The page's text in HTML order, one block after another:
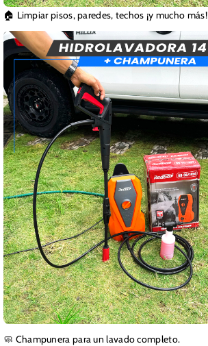
🏠 Limpiar pisos, paredes, techos ¡y mucho más!
🧼 Champunera para un lavado completo.